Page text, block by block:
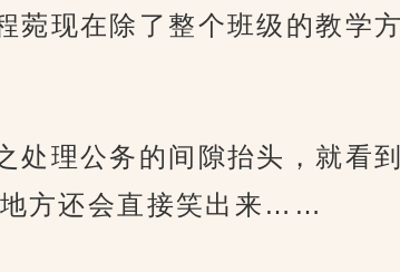
现在除了整个班级的教学
理公务的间隙抬头，就看
方还会直接笑出来……